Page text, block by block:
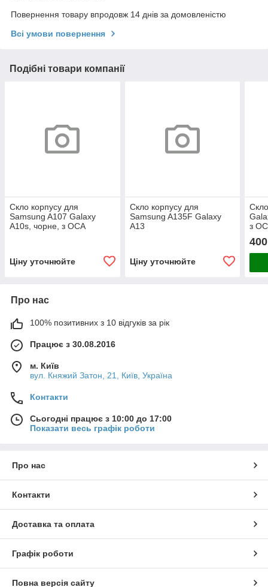
Повернення товару впродовж 14 днів за домовленістю
Всі умови повернення
Подібні товари компанії
Скло корпусу для
Samsung A107 Galaxy
A10s, чорне, з ОСА
Ціну уточнюйте
Скло корпусу для
Samsung A135F Galaxy
A13
4G/A137F/A236B/A235F/M135F/
Ціну уточнюйте
з
400
Про нас
100% позитивних з 10 відгуків за рік
Працює з 30.08.2016
м. Київ
вул. Княжий Затон, 21, Київ, Україна
Контакти
Сьогодні працює з 10:00 до 17:00
Показати весь графік роботи
Про нас
Контакти
Доставка та оплата
Графік роботи
Повна версія сайту